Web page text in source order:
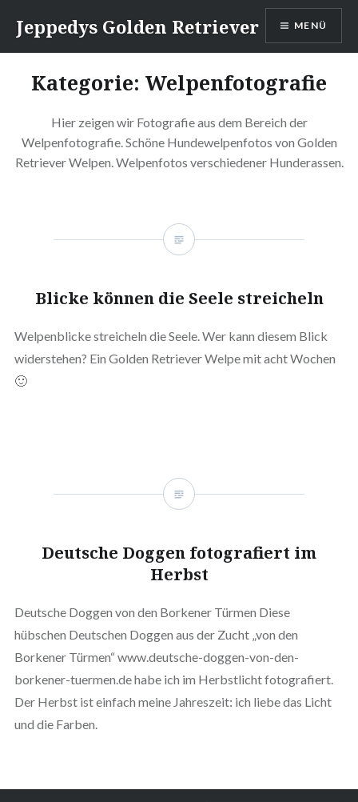
Inhalt
Jeppedys Golden Retriever MENÜ
Kategorie: Welpenfotografie
Hier zeigen wir Fotografie aus dem Bereich der
Welpenfotografie. Schöne Hundewelpenfotos von Golden
Retriever Welpen. Welpenfotos verschiedener Hunderassen.
Blicke können die Seele streicheln
Welpenblicke streicheln die Seele. Wer kann diesem Blick
widerstehen? Ein Golden Retriever Welpe mit acht Wochen
🙂
Deutsche Doggen fotografiert im
Herbst
Deutsche Doggen von den Borkener Türmen Diese
hübschen Deutschen Doggen aus der Zucht „von den
Borkener Türmen“ www.deutsche-doggen-von-den-
borkener-tuermen.de habe ich im Herbstlicht fotografiert.
Der Herbst ist einfach meine Jahreszeit: ich liebe das Licht
und die Farben.